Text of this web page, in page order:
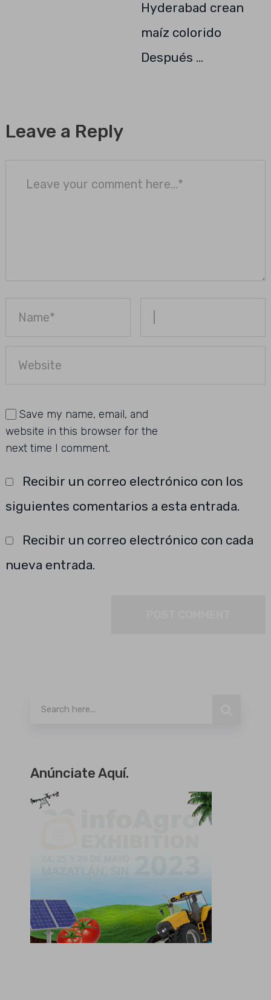
Hyderabad crean
maíz colorido
Después …
Leave a Reply
Save my name, email, and
website in this browser for the
next time I comment.
Recibir un correo electrónico con los
siguientes comentarios a esta entrada.
Recibir un correo electrónico con cada
nueva entrada.
Anúnciate Aquí.